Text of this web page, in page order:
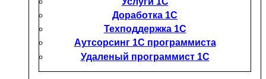
Доработка 1С
Техподдержка 1С
Аутсорсинг 1С программиста
Удаленый программист 1С